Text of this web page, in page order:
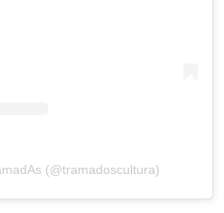
(@tramadoscultura)